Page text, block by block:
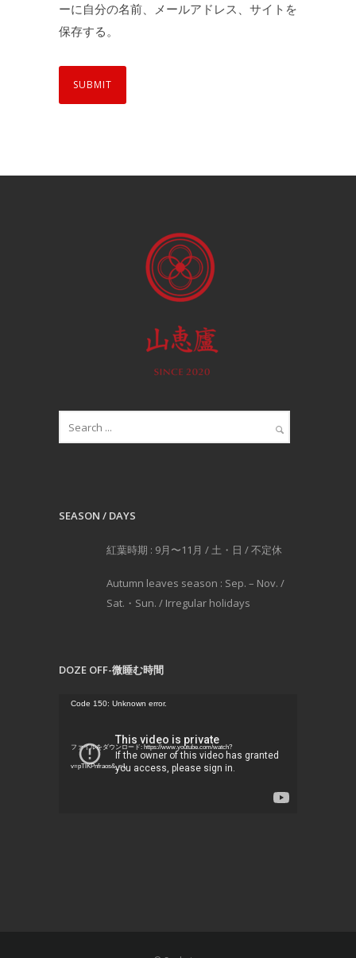
ーに自分の名前、メールアドレス、サイトを
保存する。
SEASON / DAYS
紅葉時期 : 9月〜11月 / 土・日 / 不定休
Autumn leaves season : Sep. – Nov. /
Sat.・Sun. / Irregular holidays
DOZE OFF-微睡む時間
Code 150: Unknown error.
ファイルをダウンロード: https://www.youtube.com/watch?
v=pTlKPnfraos&_=1